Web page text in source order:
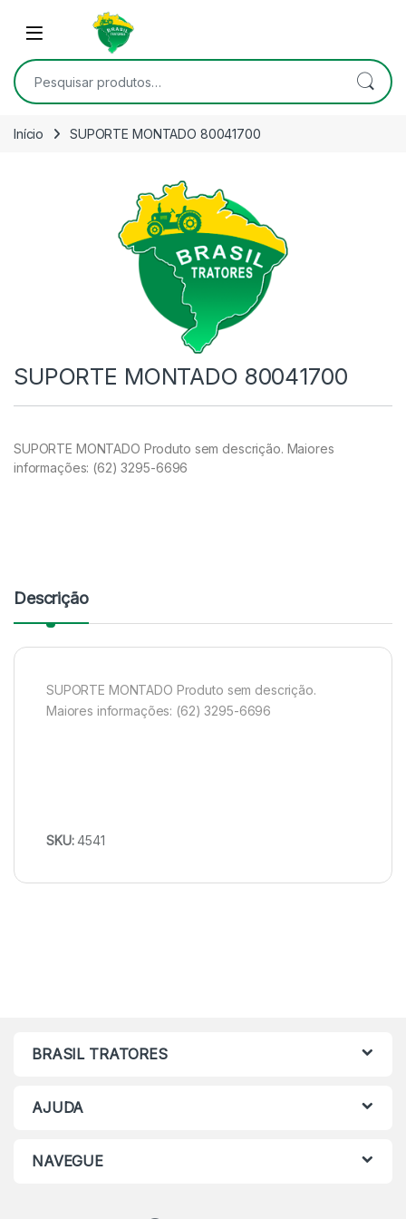
Skip to navigation
Open
Pesquisar por:
Início SUPORTE MONTADO 80041700
SUPORTE MONTADO 80041700
SUPORTE MONTADO Produto sem descrição. Maiores
informações: (62) 3295-6696
Descrição
SUPORTE MONTADO Produto sem descrição.
Maiores informações: (62) 3295-6696
SKU:4541
BRASIL TRATORES
AJUDA
NAVEGUE